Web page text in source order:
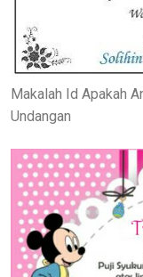
Makalah Id Apakah
Undangan